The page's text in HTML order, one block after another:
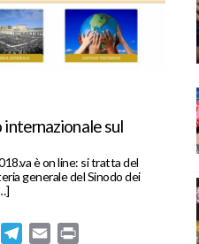
sul
è on line: si tratta del
generale del Sinodo dei
WhatsApp
Telegram
Email